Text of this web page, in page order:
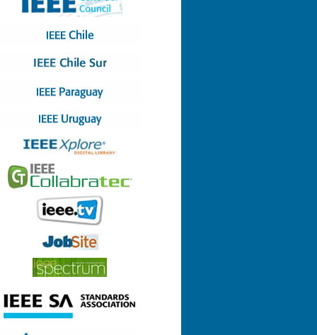
5 (31-08-2022)
3 (13-05-2022)
8 (29-12-2021)
7 (23-12-2021)
5 (06-09-2021)
3 (23-06-2021)
1 (22-04-2021)
9 (21-12-2020)
8 (26-11-2020)